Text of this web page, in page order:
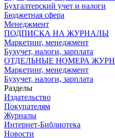
Бухгалтерский учет и налоги
Бюджетная сфера
Менеджмент
ПОДПИСКА НА ЖУРНАЛЫ
Маркетинг, менеджмент
Бухучет, налоги, зарплата
ОТДЕЛЬНЫЕ НОМЕРА
Маркетинг, менеджмент
Бухучет, налоги, зарплата
Разделы
Издательство
Покупателям
Журналы
Интернет-Библиотека
Новости